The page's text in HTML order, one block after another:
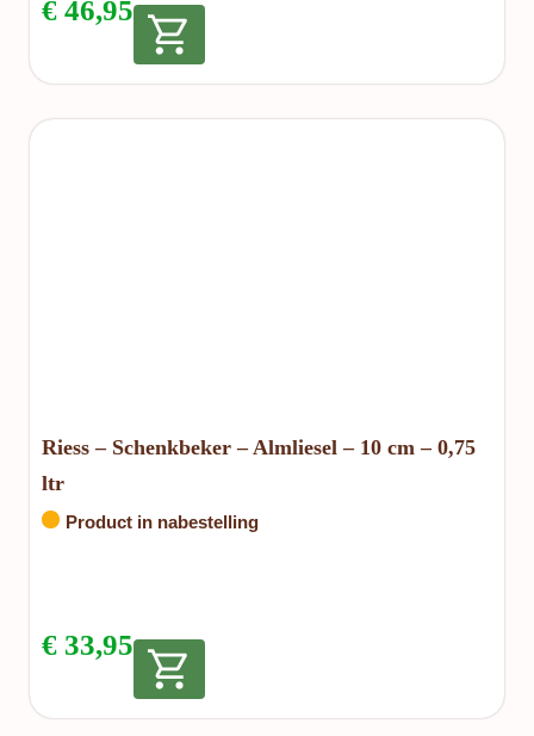
€ 46,95
Riess – Schenkbeker – Almliesel – 10 cm – 0,75
ltr
Product in nabestelling
€ 33,95